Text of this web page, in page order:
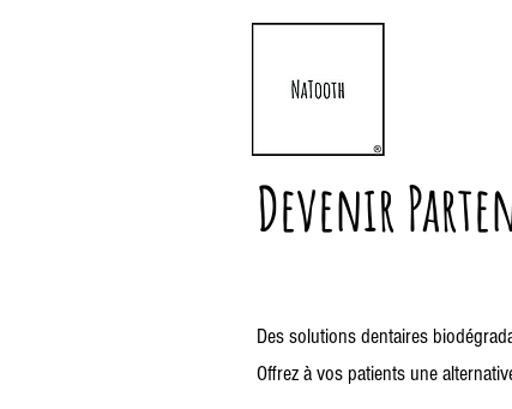
Devenir
Des solutions dentaires
Offrez à vos patients une